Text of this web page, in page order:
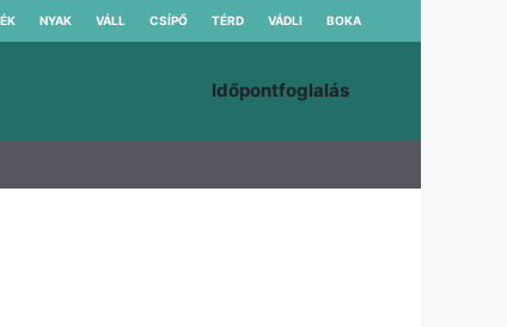
NYAK VÁLL CSÍPŐ TÉRD VÁDLI BOKA
Időpontfoglalás